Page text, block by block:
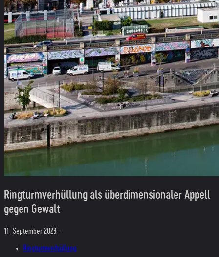
Ringturmverhüllung als überdimensionaler Appell
gegen Gewalt
11. September 2023 ·
Ringturmverhüllung